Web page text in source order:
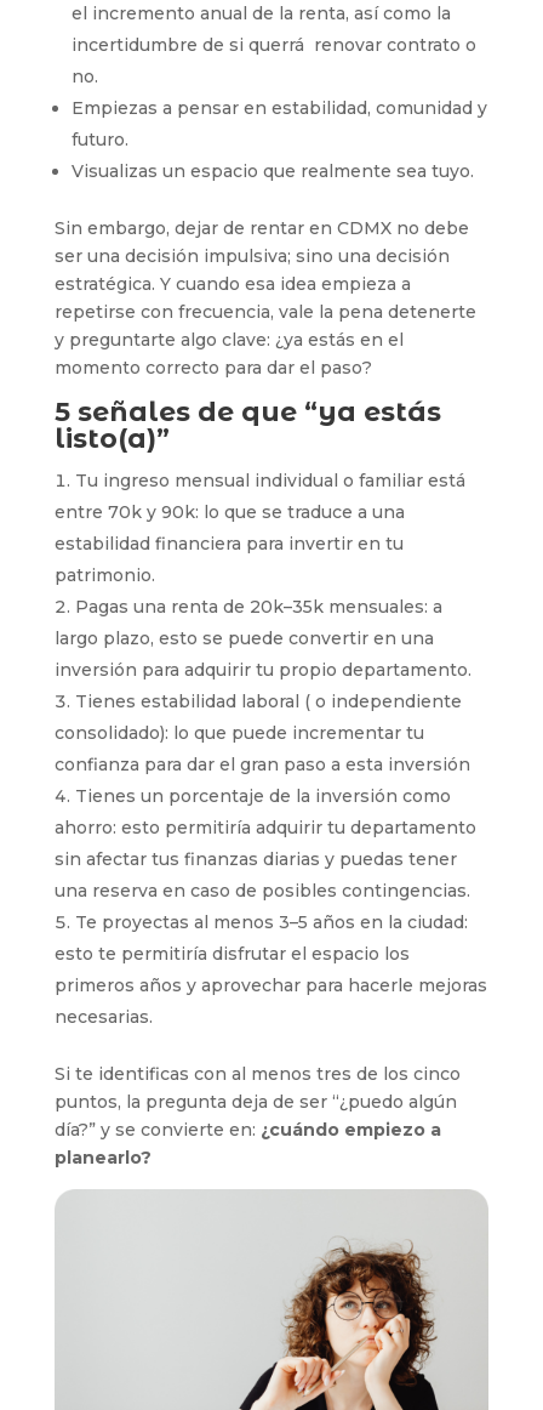
el incremento anual de la renta, así como la
incertidumbre de si querrá renovar contrato o
no.
Empiezas a pensar en estabilidad, comunidad y
futuro.
Visualizas un espacio que realmente sea tuyo.
Sin embargo, dejar de rentar en CDMX no debe
ser una decisión impulsiva; sino una decisión
estratégica. Y cuando esa idea empieza a
repetirse con frecuencia, vale la pena detenerte
y preguntarte algo clave: ¿ya estás en el
momento correcto para dar el paso?
5 señales de que “ya estás
listo(a)”
Tu ingreso mensual individual o familiar está
entre 70k y 90k: lo que se traduce a una
estabilidad financiera para invertir en tu
patrimonio.
Pagas una renta de 20k–35k mensuales: a
largo plazo, esto se puede convertir en una
inversión para adquirir tu propio departamento.
Tienes estabilidad laboral ( o independiente
consolidado): lo que puede incrementar tu
confianza para dar el gran paso a esta inversión
Tienes un porcentaje de la inversión como
ahorro: esto permitiría adquirir tu departamento
sin afectar tus finanzas diarias y puedas tener
una reserva en caso de posibles contingencias.
Te proyectas al menos 3–5 años en la ciudad:
esto te permitiría disfrutar el espacio los
primeros años y aprovechar para hacerle mejoras
necesarias.
Si te identificas con al menos tres de los cinco
puntos, la pregunta deja de ser “¿puedo algún
día?” y se convierte en: ¿cuándo empiezo a
planearlo?